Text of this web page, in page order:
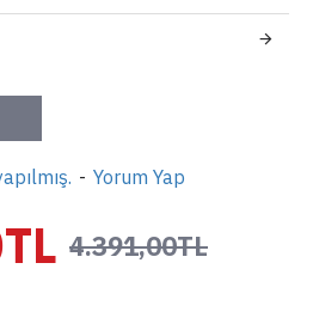
- Yorum Yap
4.391,00TL